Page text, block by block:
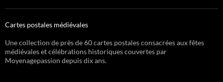
Cartes postales médiévales
Une collection de près de 60 cartes postales consacrées aux fêtes
médiévales et célébrations historiques couvertes par
Moyenagepassion depuis dix ans.